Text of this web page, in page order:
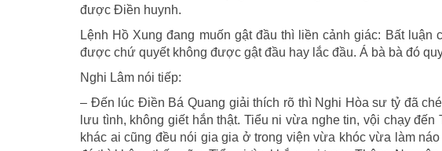
được Điền huynh.
Lệnh Hồ Xung đang muốn gật đầu thì liền cảnh giác: Bất
được chứ quyết không được gật đầu hay lắc đầu. Á bà bà đó
Nghi Lâm nói tiếp:
– Đến lúc Điền Bá Quang giải thích rõ thì Nghi Hòa sư tỷ đã
lưu tình, không giết hắn thật. Tiểu ni vừa nghe tin, vội chạy
khác ai cũng đều nói gia gia ở trong viện vừa khóc vừa làm